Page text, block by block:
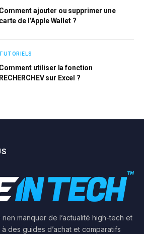
Comment ajouter ou supprimer une
carte de l’Apple Wallet ?
TUTORIELS
Comment utiliser la fonction
RECHERCHEV sur Excel ?
manquer de l’actualité high-tech et
des guides d’achat et comparatifs